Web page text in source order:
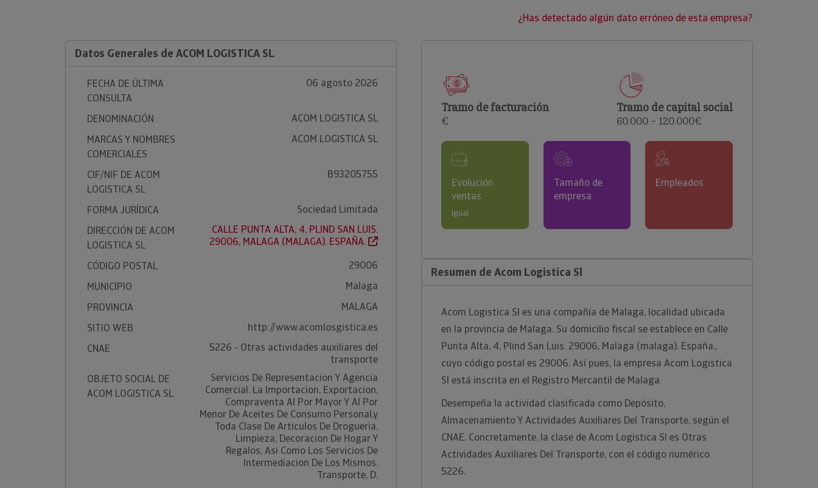
clientes.
¿Has detectado algún dato erróneo de esta empresa?
Datos Generales de ACOM LOGISTICA SL
FECHA DE ÚLTIMA
CONSULTA
06 agosto 2026
DENOMINACIÓN
ACOM LOGISTICA SL
MARCAS Y NOMBRES
COMERCIALES
ACOM LOGISTICA SL
CIF/NIF DE ACOM
LOGISTICA SL
B93205755
FORMA JURÍDICA
Sociedad Limitada
DIRECCIÓN DE ACOM
LOGISTICA SL
CALLE PUNTA ALTA, 4, PLIND SAN LUIS.
29006, MALAGA (MALAGA). ESPAÑA.
CÓDIGO POSTAL
29006
MUNICIPIO
Malaga
PROVINCIA
MALAGA
SITIO WEB
http://www.acomlosgistica.es
CNAE
5226 - Otras actividades auxiliares del
transporte
OBJETO SOCIAL DE
ACOM LOGISTICA SL
Servicios De Representacion Y Agencia
Comercial. La Importacion, Exportacion,
Compraventa Al Por Mayor Y Al Por
Menor De Aceites De Consumo Personal,y
Toda Clase De Articulos De Drogueria,
Limpieza, Decoracion De Hogar Y
Regalos, Asi Como Los Servicios De
Intermediacion De Los Mismos.
Transporte, D.
Tramo de facturación
€
Tramo de capital social
60.000 – 120.000€
Evolución
ventas
Igual
Tamaño de
empresa
Empleados
Resumen de Acom Logistica Sl
Acom Logistica Sl es una compañía de Malaga, localidad ubicada
en la provincia de Malaga. Su domicilio fiscal se establece en Calle
Punta Alta, 4, Plind San Luis. 29006, Malaga (malaga). España.,
cuyo código postal es 29006. Así pues, la empresa Acom Logistica
Sl está inscrita en el Registro Mercantil de Malaga.
Desempeña la actividad clasificada como Depósito,
Almacenamiento Y Actividades Auxiliares Del Transporte, según el
CNAE. Concretamente, la clase de Acom Logistica Sl es Otras
Actividades Auxiliares Del Transporte, con el código numérico
5226.